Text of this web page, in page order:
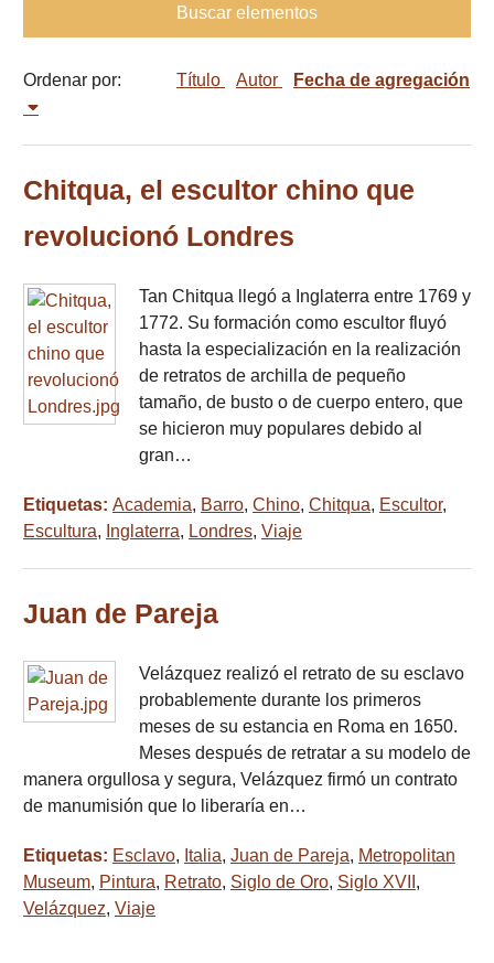
Buscar elementos
Ordenar por: Título Autor Fecha de agregación
Chitqua, el escultor chino que
revolucionó Londres
Tan Chitqua llegó a Inglaterra entre 1769 y
1772. Su formación como escultor fluyó
hasta la especialización en la realización
de retratos de archilla de pequeño
tamaño, de busto o de cuerpo entero, que
se hicieron muy populares debido al
gran…
Etiquetas: Academia, Barro, Chino, Chitqua, Escultor,
Escultura, Inglaterra, Londres, Viaje
Juan de Pareja
Velázquez realizó el retrato de su esclavo
probablemente durante los primeros
meses de su estancia en Roma en 1650.
Meses después de retratar a su modelo de
manera orgullosa y segura, Velázquez firmó un contrato
de manumisión que lo liberaría en…
Etiquetas: Esclavo, Italia, Juan de Pareja, Metropolitan
Museum, Pintura, Retrato, Siglo de Oro, Siglo XVII ,
Velázquez, Viaje